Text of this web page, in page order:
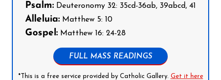
Psalm: Deuteronomy 32: 35cd-36ab, 39abcd, 41
Alleluia: Matthew 5: 10
Gospel: Matthew 16: 24-28
FULL MASS READINGS
*This is a free service provided by Catholic Gallery. Get it here